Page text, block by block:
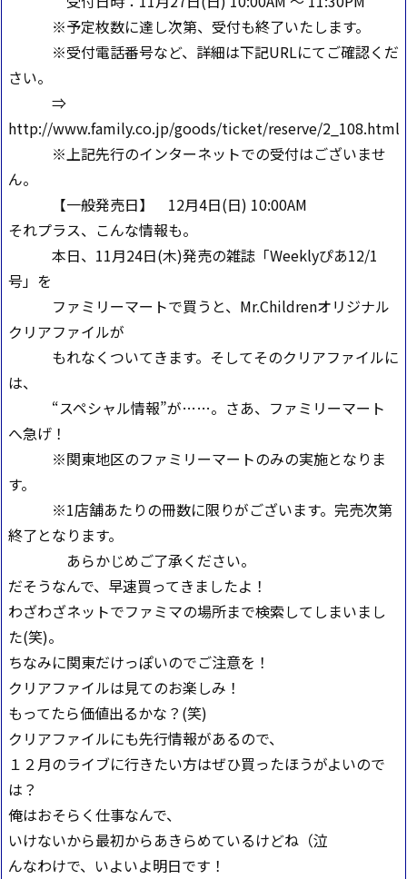
※予定枚数に達し次第、受付も終了いたします。
※受付電話番号など、詳細は下記URLにてご確認くだ
さい。
⇒
http://www.family.co.jp/goods/ticket/reserve/2_108.html
※上記先行のインターネットでの受付はございませ
ん。
【一般発売日】 12月4日(日) 10:00AM
それプラス、こんな情報も。
本日、11月24日(木)発売の雑誌「Weeklyぴあ12/1
号」を
ファミリーマートで買うと、Mr.Childrenオリジナル
クリアファイルが
もれなくついてきます。そしてそのクリアファイルに
は、
“スペシャル情報”が……。さあ、ファミリーマート
へ急げ！
※関東地区のファミリーマートのみの実施となりま
す。
※1店舗あたりの冊数に限りがございます。完売次第
終了となります。
あらかじめご了承ください。
だそうなんで、早速買ってきましたよ！
わざわざネットでファミマの場所まで検索してしまいまし
た(笑)。
ちなみに関東だけっぽいのでご注意を！
クリアファイルは見てのお楽しみ！
もってたら価値出るかな？(笑)
クリアファイルにも先行情報があるので、
１２月のライブに行きたい方はぜひ買ったほうがよいので
は？
俺はおそらく仕事なんで、
いけないから最初からあきらめているけどね（泣
んなわけで、いよいよ明日です！